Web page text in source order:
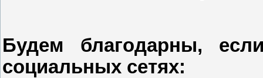
Будем благодарны,
социальных сетях: